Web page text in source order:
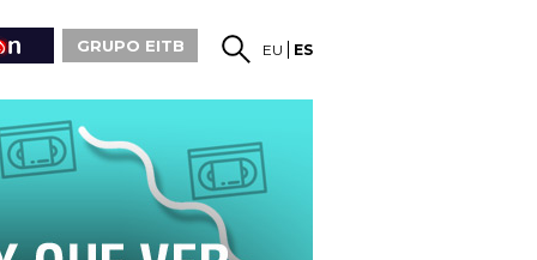
GRUPO EITB EU ES